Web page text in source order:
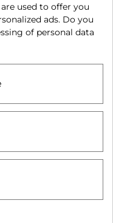
Política de cookies
reservats. D&D per
used to offer you
ads. Do you
of personal data